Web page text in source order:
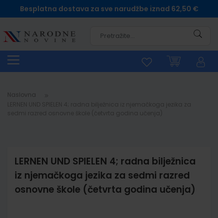
Besplatna dostava za sve narudžbe iznad 62,50 €
Naslovna
LERNEN UND SPIELEN 4; radna bilježnica
iz njemačkoga jezika za sedmi razred
osnovne škole (četvrta godina učenja)